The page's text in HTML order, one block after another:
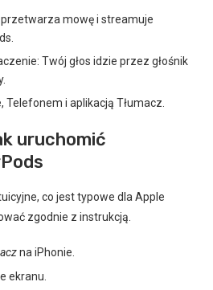
mowę i streamuje
Twój głos idzie przez głośnik
Telefonem i aplikacją Tłumacz.
uruchomić
co jest typowe dla Apple
zgodnie z instrukcją.
na iPhonie.
ekranu.